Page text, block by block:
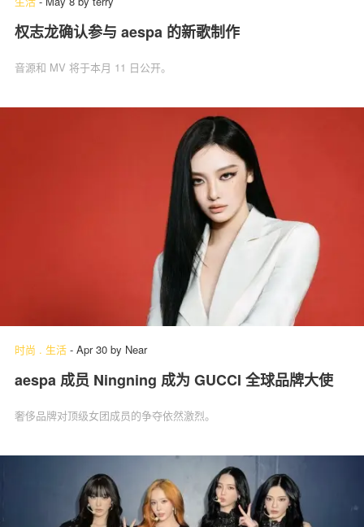
权志龙确认参与 aespa 的新歌制作
音源和 MV 将于本月 11 日公开。
时尚 . 生活 - Apr 30 by Near
aespa 成员 Ningning 成为 GUCCI 全球品牌大使
奢侈品牌对顶级女团成员的争夺依然激烈。